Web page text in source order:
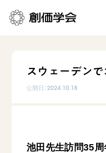
聖典
日常の活動
座談会
「平和の文化」を構築
世界の創価学会
スウェーデン
公開日：2024.10.18
池田先生訪問35